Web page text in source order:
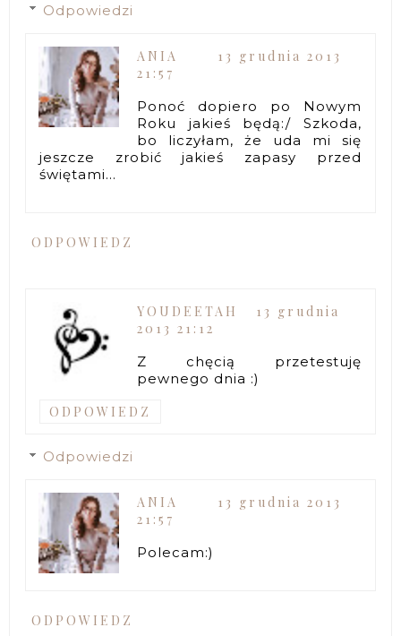
Odpowiedzi
ANIA
13 grudnia 2013
21:57
Ponoć dopiero po Nowym
Roku jakieś będą:/ Szkoda,
bo liczyłam, że uda mi się
jeszcze zrobić jakieś zapasy przed
świętami...
ODPOWIEDZ
YOUDEETAH
13 grudnia
2013 21:12
Z chęcią przetestuję
pewnego dnia :)
ODPOWIEDZ
Odpowiedzi
ANIA
13 grudnia 2013
21:57
Polecam:)
ODPOWIEDZ